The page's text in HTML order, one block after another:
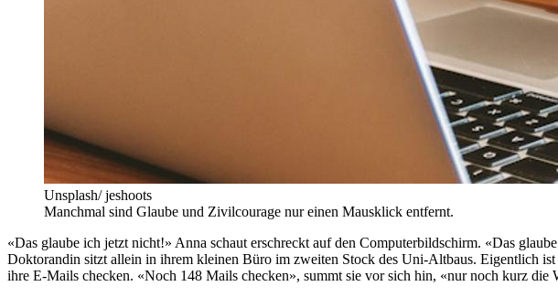
Unsplash/ jeshoots
Manchmal sind Glaube und Zivilcourage nur einen Mausklick entfernt.
«Das glaube ich jetzt nicht!» Anna schaut erschreckt auf den Computerbildschirm. «Das
Doktorandin sitzt allein in ihrem kleinen Büro im zweiten Stock des Uni-Altbaus. Eigentlich
ihre E-Mails checken. «Noch 148 Mails checken», summt sie vor sich hin, «nur noch kurz